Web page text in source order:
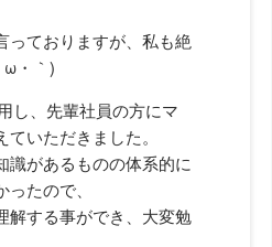
っておりますが、私も絶
・｀)
し、先輩社員の方にマ
いただきました。
識があるものの体系的に
たので、
解する事ができ、大変勉